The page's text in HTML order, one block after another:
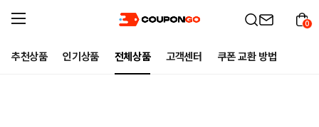
추천상품 인기상품 전체상품 고객센터 쿠폰 교환 방법
0